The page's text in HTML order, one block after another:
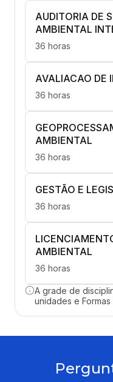
AUDITORIA DE
AMBIENTAL
36 horas
AVALIACAO DE
36 horas
AMBIENTAL
36 horas
GESTÃO E
36 horas
AMBIENTAL
36 horas
FUNDAMENTOS
PREVENCAO
EMERGENCIAS
A grade de
unidades e